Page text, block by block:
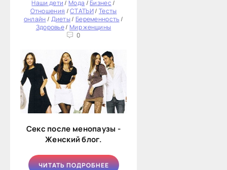
Наши дети/Мода /Бизнес/
Отношения /СТАТЬИ/ Тесты
онлайн/ Диеты/ Беременность/
Здоровье/ Мир женщины
0
Секс после менопаузы -
Женский блог.
ЧИТАТЬ ПОДРОБНЕЕ